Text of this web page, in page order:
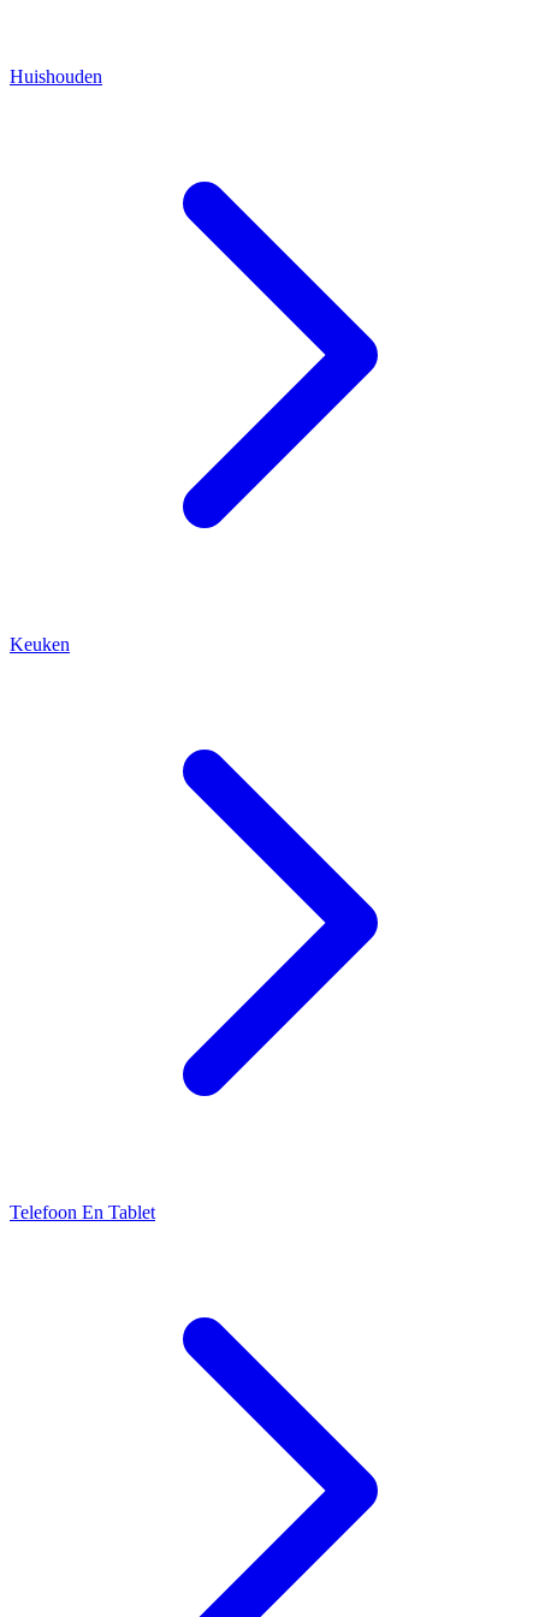
Huishouden
Keuken
Telefoon En Tablet